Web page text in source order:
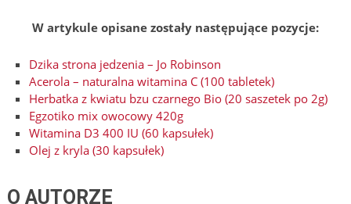
W artykule opisane zostały następujące pozycje:
Dzika strona jedzenia – Jo Robinson
Acerola – naturalna witamina C (100 tabletek)
Herbatka z kwiatu bzu czarnego Bio (20 saszetek po 2g)
Egzotiko mix owocowy 420g
Witamina D3 400 IU (60 kapsułek)
Olej z kryla (30 kapsułek)
O AUTORZE